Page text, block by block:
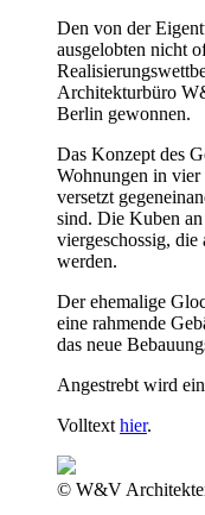
Den von der
ausgelobten nicht
Architekturbüro
Berlin gewonnen.
Das Konzept des
Wohnungen in
versetzt
sind. Die Kuben
viergeschossig,
werden.
Der ehemalige
eine rahmende
das neue
Angestrebt wird
Volltext hier.
© W&V